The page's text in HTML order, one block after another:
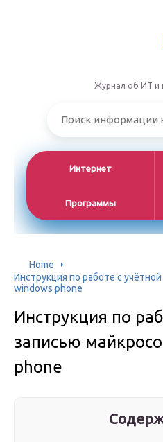
Журнал об ИТ и
Интернет
Программы
Home
Инструкция по работе с
windows phone
Инструкция по
записью
phone